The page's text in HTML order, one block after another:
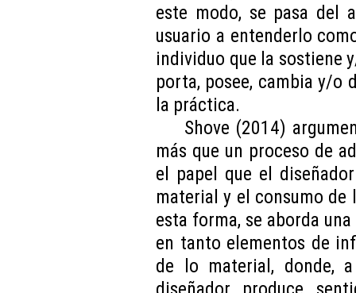
este modo, se pasa del
usuario a entenderlo
individuo que la sostiene
porta, posee, cambia y/o
la práctica.
Shove (2014)
más que un proceso de
el papel que el
material y el consumo de
esta forma, se aborda
en tanto elementos de
de lo material, donde,